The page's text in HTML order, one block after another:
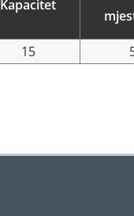
Kapacitet
15